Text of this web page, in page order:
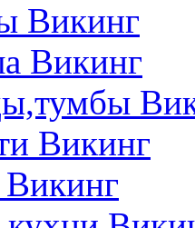
Викинг
Викинг
Викинг